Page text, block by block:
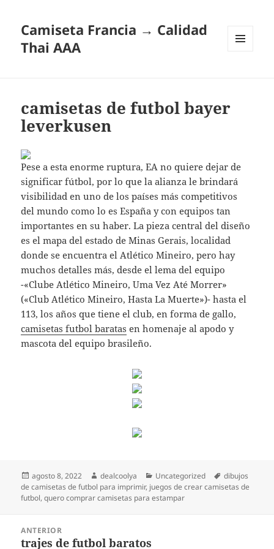
Camiseta Francia → Calidad
Thai AAA
camisetas de futbol bayer
leverkusen
Pese a esta enorme ruptura, EA no quiere dejar de
significar fútbol, por lo que la alianza le brindará
visibilidad en uno de los países más competitivos
del mundo como lo es España y con equipos tan
importantes en su haber. La pieza central del diseño
es el mapa del estado de Minas Gerais, localidad
donde se encuentra el Atlético Mineiro, pero hay
muchos detalles más, desde el lema del equipo
-«Clube Atlético Mineiro, Uma Vez Até Morrer»
(«Club Atlético Mineiro, Hasta La Muerte»)- hasta el
113, los años que tiene el club, en forma de gallo,
camisetas futbol baratas en homenaje al apodo y
mascota del equipo brasileño.
Publicado
el
agosto 8, 2022 Autor
dealcoolya Categorías
Uncategorized Etiquetas
dibujos
de camisetas de futbol para imprimir, juegos de crear camisetas de
futbol,quero comprar camisetas para estampar
ANTERIOR
Entrada
trajes de futbol baratos